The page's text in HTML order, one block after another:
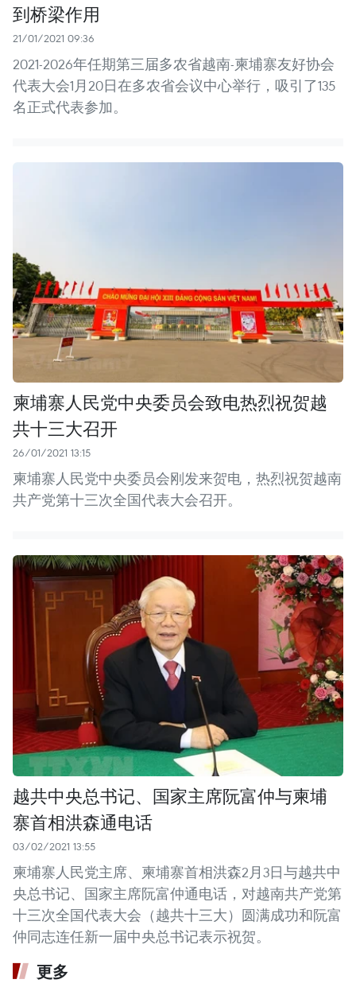
到桥梁作用
21/01/2021 09:36
2021-2026年任期第三届多农省越南-柬埔寨友好协会
代表大会1月20日在多农省会议中心举行，吸引了135
名正式代表参加。
柬埔寨人民党中央委员会致电热烈祝贺越
共十三大召开
26/01/2021 13:15
柬埔寨人民党中央委员会刚发来贺电，热烈祝贺越南
共产党第十三次全国代表大会召开。
越共中央总书记、国家主席阮富仲与柬埔
寨首相洪森通电话
03/02/2021 13:55
柬埔寨人民党主席、柬埔寨首相洪森2月3日与越共中
央总书记、国家主席阮富仲通电话，对越南共产党第
十三次全国代表大会（越共十三大）圆满成功和阮富
仲同志连任新一届中央总书记表示祝贺。
更多